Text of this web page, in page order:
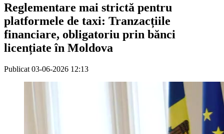
Reglementare mai strictă pentru
platformele de taxi: Tranzacțiile
financiare, obligatoriu prin bănci
licențiate în Moldova
Publicat 03-06-2026 12:13